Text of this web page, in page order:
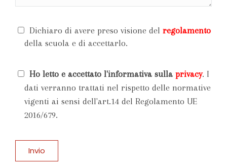
Dichiaro di avere preso visione del regolamento
della scuola e di accettarlo.
Ho letto e accettato l'informativa sulla privacy. I
dati verranno trattati nel rispetto delle normative
vigenti ai sensi dell'art.14 del Regolamento UE
2016/679.